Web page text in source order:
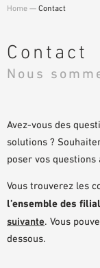
TÉLÉCHARGEMENTS
BIBLIOTHÈQUE BIM/
VIDÉOS
COMMANDE
Home — Contact
Contact
Nous
Avez-vous des
solutions ?
poser vos questions
Vous trouverez les
l’ensemble des
suivante. Vous
dessous.